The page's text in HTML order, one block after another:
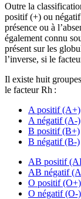
Outre la
positif (+) ou
présence ou à
également connu
présent sur les
l’inverse, si le
Il existe huit
le facteur Rh :
A positif (A+)
A négatif (A-)
B positif (B+)
B négatif (B-)
AB positif
AB négatif
O positif (O+)
O négatif (O-)